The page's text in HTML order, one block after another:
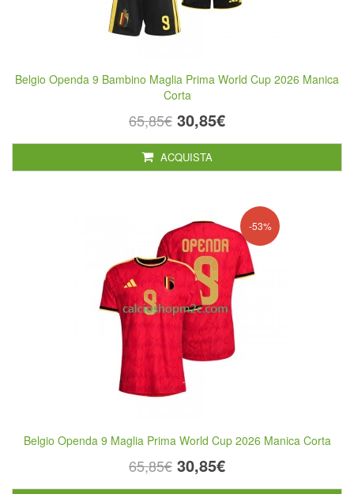
Belgio Openda 9 Bambino Maglia Prima World Cup 2026 Manica
Corta
65,85€ 30,85€
ACQUISTA
-53%
Belgio Openda 9 Maglia Prima World Cup 2026 Manica Corta
65,85€ 30,85€